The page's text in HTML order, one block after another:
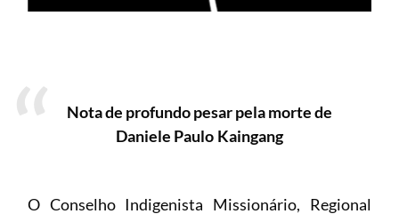
Nota de profundo pesar pela morte de
Daniele Paulo Kaingang
O Conselho Indigenista Missionário, Regional